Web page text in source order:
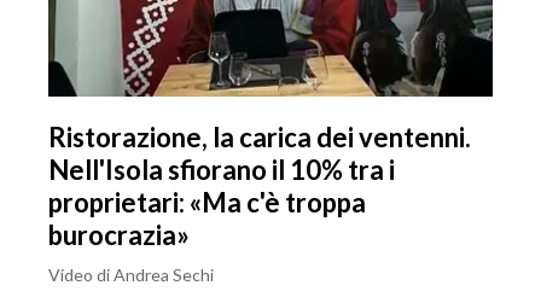
Ristorazione, la carica dei ventenni.
Nell'Isola sfiorano il 10% tra i
proprietari: «Ma c'è troppa
burocrazia»
Video di Andrea Sechi